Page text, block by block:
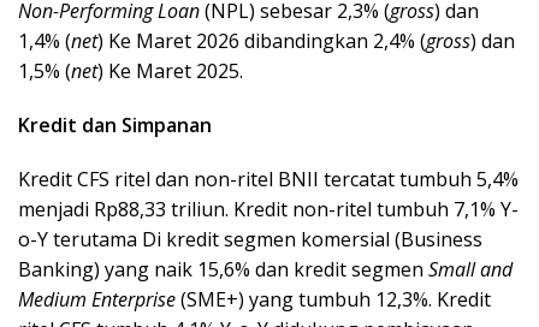
Non-Performing Loan(NPL) sebesar 2,3% (gross) dan
1,4% (net) Ke Maret 2026 dibandingkan 2,4% (gross) dan
1,5% (net) Ke Maret 2025.
Kredit dan Simpanan
Kredit CFS ritel dan non-ritel BNII tercatat tumbuh 5,4%
menjadi Rp88,33 triliun. Kredit non-ritel tumbuh 7,1% Y-
o-Y terutama Di kredit segmen komersial (Business
Banking) yang naik 15,6% dan kredit segmen Small and
Medium Enterprise(SME+) yang tumbuh 12,3%. Kredit